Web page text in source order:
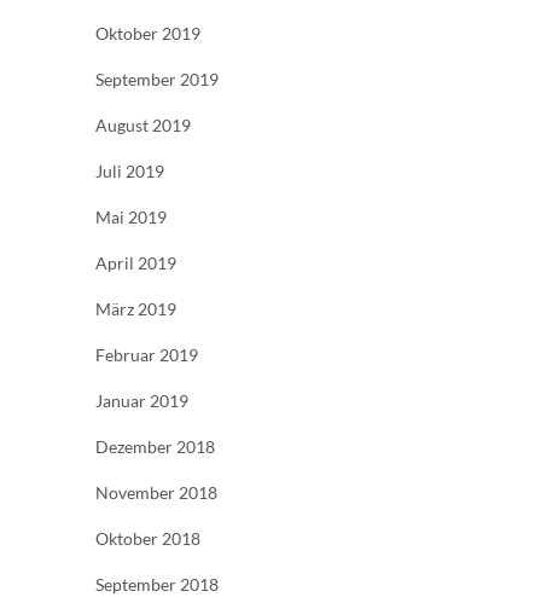
Oktober 2019
September 2019
August 2019
Juli 2019
Mai 2019
April 2019
März 2019
Februar 2019
Januar 2019
Dezember 2018
November 2018
Oktober 2018
September 2018